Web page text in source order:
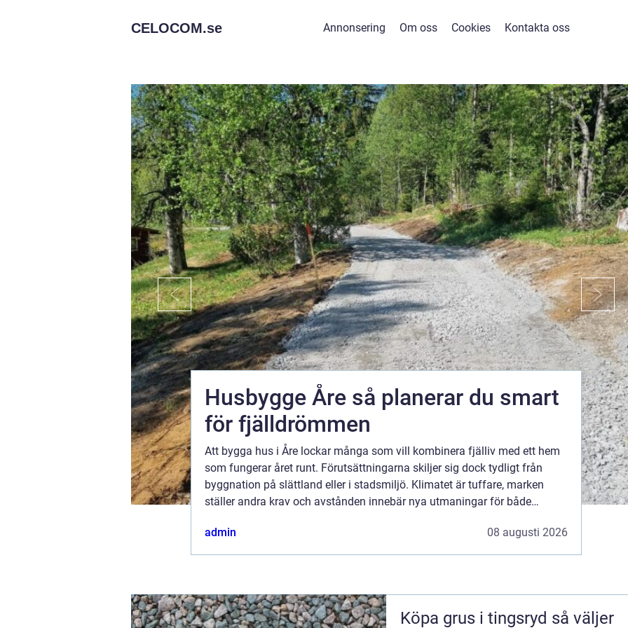
CELOCOM.se Annonsering Om oss Cookies Kontakta oss
Husbygge Åre så planerar du smart
för fjälldrömmen
Att bygga hus i Åre lockar många som vill kombinera fjälliv med ett hem
som fungerar året runt. Förutsättningarna skiljer sig dock tydligt från
byggnation på slättland eller i stadsmiljö. Klimatet är tuffare, marken
ställer andra krav och avstånden innebär nya utmaningar för både
admin
08 augusti 2026
Köpa grus i tingsryd så väljer